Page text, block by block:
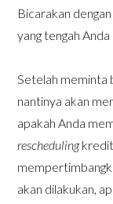
Bicarakan
yang tengah Anda
Setelah meminta
nantinya akan
apakah Anda
rescheduling
akan dilakukan,